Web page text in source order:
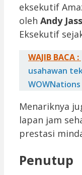
eksekutif
oleh Andy
Eksekutif
WAJIB BACA :
usahawan
WOWNations
Menariknya
lapan jam
prestasi
Penutup